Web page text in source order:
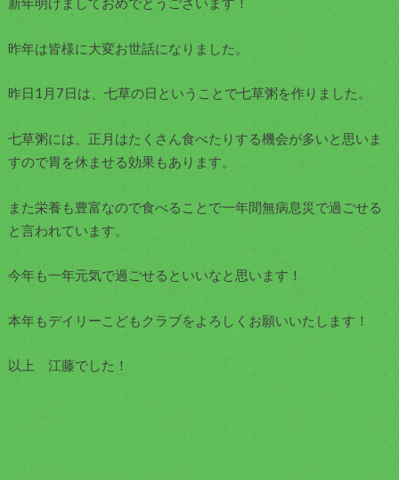
昨年は皆様に大変お世話になりました。
昨日1月7日は、七草の日ということで七草粥を作りました。
七草粥には、正月はたくさん食べたりする機会が多いと思いま
すので胃を休ませる効果もあります。
また栄養も豊富なので食べることで一年間無病息災で過ごせる
と言われています。
今年も一年元気で過ごせるといいなと思います！
本年もデイリーこどもクラブをよろしくお願いいたします！
以上 江藤でした！